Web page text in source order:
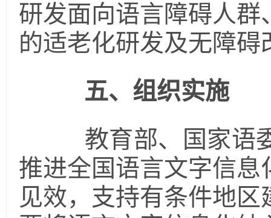
研发面向语言障碍人
的适老化研发及无障
五、组织实施
教育部、国家语委
推进全国语言文字信
见效，支持有条件地